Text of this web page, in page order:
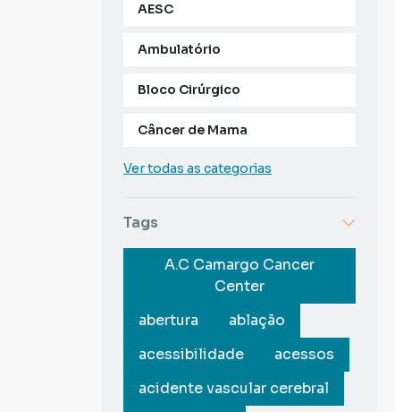
AESC
Ambulatório
Bloco Cirúrgico
Câncer de Mama
Ver todas as categorias
Tags
A.C Camargo Cancer
Center
abertura
ablação
acessibilidade
acessos
acidente vascular cerebral